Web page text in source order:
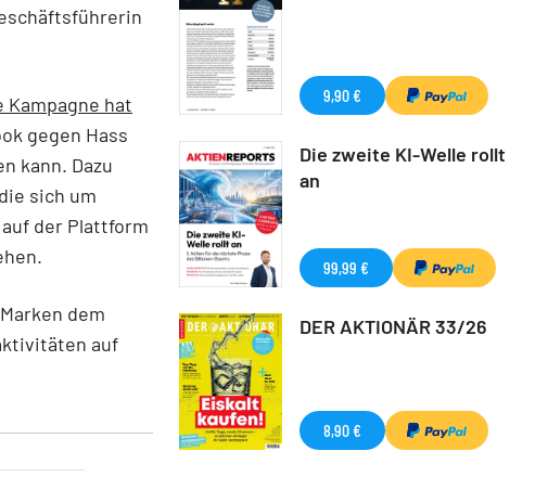
Kampagne hat
gegen Hass
kann. Dazu
sich um
der Plattform
dem
auf
9,90 €
Die zweite KI-Welle rollt
an
99,99 €
DER AKTIONÄR 33/26
8,90 €